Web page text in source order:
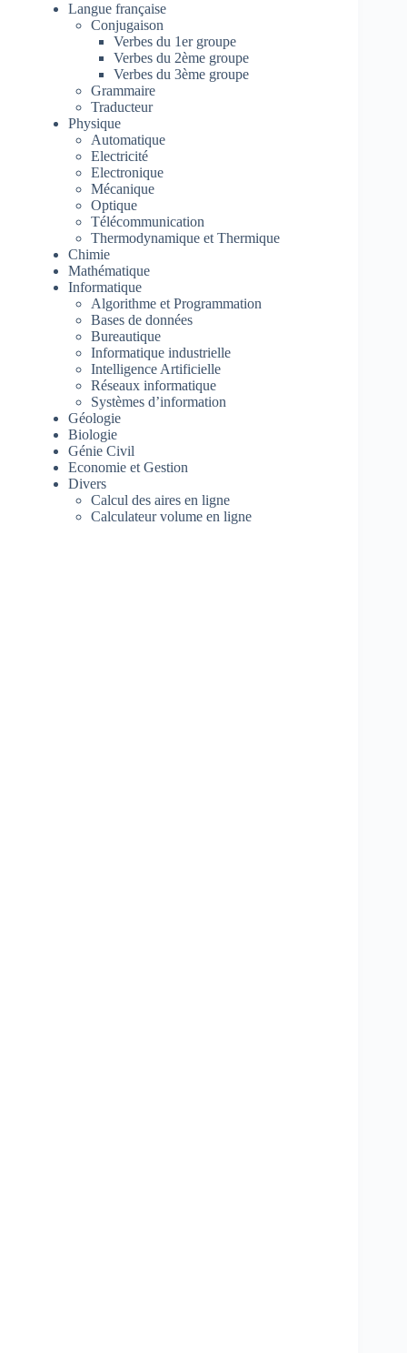
Langue française
Conjugaison
Verbes du 1er groupe
Verbes du 2ème groupe
Verbes du 3ème groupe
Grammaire
Traducteur
Physique
Automatique
Electricité
Electronique
Mécanique
Optique
Télécommunication
Thermodynamique et Thermique
Chimie
Mathématique
Informatique
Algorithme et Programmation
Bases de données
Bureautique
Informatique industrielle
Intelligence Artificielle
Réseaux informatique
Systèmes d’information
Géologie
Biologie
Génie Civil
Economie et Gestion
Divers
Calcul des aires en ligne
Calculateur volume en ligne